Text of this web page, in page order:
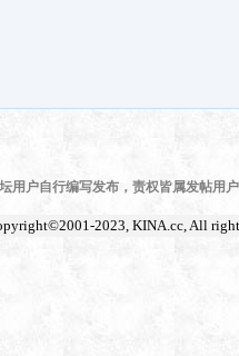
用户自行编写发布，责权皆属发帖用
2023, KINA.cc, All